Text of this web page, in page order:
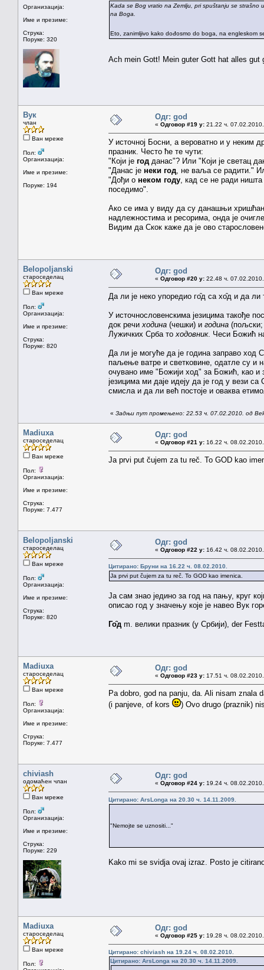
Организација:
Име и презиме:
Струка:
Поруке: 320
Kada se Bog vratio na Zemlju, pri spuštanju se strašno
na Boga.
Eto, zanimljivo kako dođosmo do boga, na engleskom
Ach mein Gott! Mein guter Gott hat alles
Вук
члан
Ван мреже
Пол:
Организација:
Име и презиме:
Поруке: 194
Одг: god
« Одговор #19 у: 21.22 ч.
У источној Босни, а вероватно и у неким
празник. Често ће те чути:
"Који је год данас"? Или "Који је светац
"Данас је неки год , не ваља се радити."
"Дођи о неком году , кад се не ради
поседимо".
Ако се има у виду да су данашњи
надлежностима и ресорима, онда je
Видим да Скок каже да је ово
Belopoljanski
староседелац
Ван мреже
Пол:
Организација:
Име и презиме:
Струка:
Поруке: 820
Одг: god
« Одговор #20 у: 22.48 ч.
Да ли је неко упоредио го̑д са хо̑д и да ли
У источнословенскима језицима такође
док речи ходина (чешки) и година (пољски;
Лужичких Срба то ходовник. Чеси Божић
Да ли је могуће да је година заправо
паљење ватре и светковине, одатле су и
очувано име "Божији ход" за Божић, као и
језицима ми даје идеју да је год у вези
смисла и да ли већ постоје и оваква
« Задњи пут промењено: 22.53 ч. 07.02.2010. од
Madiuxa
староседелац
Ван мреже
Пол:
Организација:
Име и презиме:
Струка:
Поруке: 7.477
Одг: god
« Одговор #21 у: 16.22 ч.
Ja prvi put čujem za tu reč. To GOD kao
Belopoljanski
староседелац
Ван мреже
Пол:
Организација:
Име и презиме:
Струка:
Поруке: 820
Одг: god
« Одговор #22 у: 16.42 ч.
Цитирано: Бруни на 16.22 ч. 08.02.2010.
Ja prvi put čujem za tu reč. To GOD kao imenica.
Ја сам знао једино за год на пању, круг
описао год у значењу које је навео Вук
Го̑д m. велики празник (у Србији), der
Madiuxa
староседелац
Ван мреже
Пол:
Организација:
Име и презиме:
Струка:
Поруке: 7.477
Одг: god
« Одговор #23 у: 17.51 ч.
Pa dobro, god na panju, da. Ali nisam znala
(i panjeve, of kors
) Ovo drugo (praznik)
chiviash
одомаћен члан
Ван мреже
Пол:
Организација:
Име и презиме:
Струка:
Поруке: 229
Одг: god
« Одговор #24 у: 19.24 ч.
Цитирано: ArsLonga на 20.30 ч. 14.11.2009.
"Nemojte se uznositi..."
Kako mi se svidja ovaj izraz. Posto je
Madiuxa
староседелац
Ван мреже
Пол:
Одг: god
« Одговор #25 у: 19.28 ч.
Цитирано: chiviash на 19.24 ч. 08.02.2010.
Цитирано: ArsLonga на 20.30 ч. 14.11.2009.